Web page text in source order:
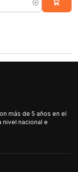
más de 5 años en el
nivel nacional e